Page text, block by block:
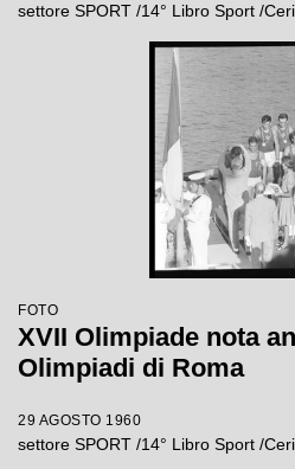
settore SPORT /14° Libro Sport /
FOTO
XVII Olimpiade nota
Olimpiadi di Roma
29 AGOSTO 1960
settore SPORT /14° Libro Sport /